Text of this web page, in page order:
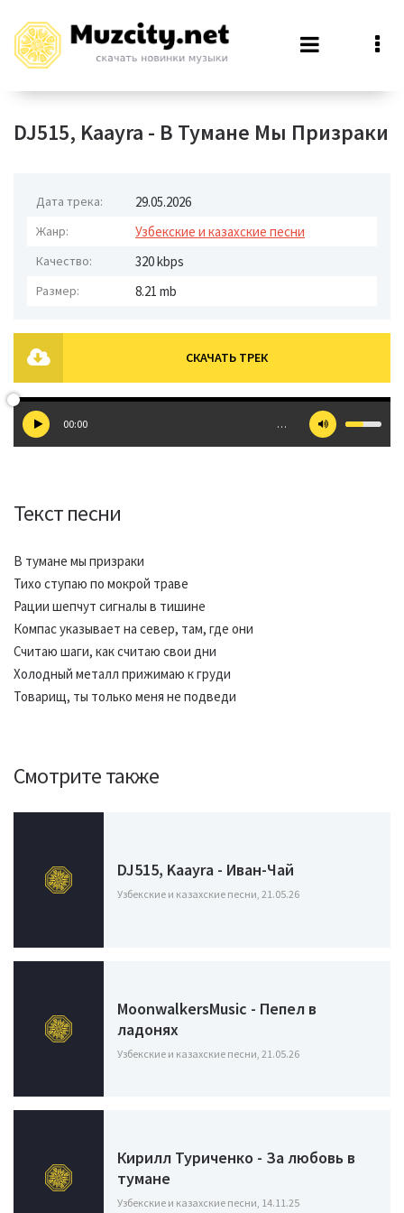
DJ515, Kaayra - В Тумане Мы Призраки
Дата трека: 29.05.2026
Жанр: Узбекские и казахские песни
Качество: 320 kbps
Размер: 8.21 mb
СКАЧАТЬ ТРЕК
00:00 …
Текст песни
В тумане мы призраки
Тихо ступаю по мокрой траве
Рации шепчут сигналы в тишине
Компас указывает на север, там, где они
Считаю шаги, как считаю свои дни
Холодный металл прижимаю к груди
Товарищ, ты только меня не подведи
Смотрите также
DJ515, Kaayra - Иван-Чай
Узбекские и казахские песни, 21.05.26
MoonwalkersMusic - Пепел в
ладонях
Узбекские и казахские песни, 21.05.26
Кирилл Туриченко - За любовь в
тумане
Узбекские и казахские песни, 14.11.25